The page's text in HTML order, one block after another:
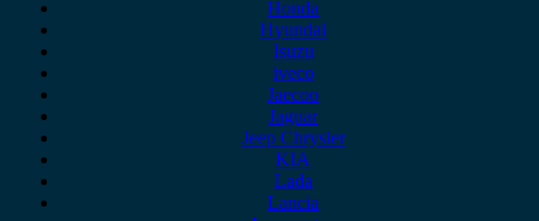
Honda
Hyundai
Isuzu
iveco
Jaecoo
Jaguar
Jeep Chrysler
KIA
Lada
Lancia